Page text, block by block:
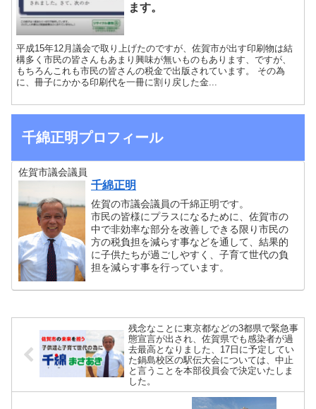
ます。
平成15年12月議会で取り上げたのですが、佐賀市が出す印刷物は結
構多く市民の皆さんもあまり興味が無いものもあります、ですが、
もちろんこれも市民の皆さんの税金で出版されています。 その為
に、冊子にかかる印刷代を一冊に割り戻した金...
千綿正明プロフィール
佐賀市議会議員
千綿正明
佐賀の市議会議員の千綿正明です。
市民の皆様にプラスになるために、佐賀市の
中で非効率な部分を改善しできる限り市民の
方の税負担を減らす事などを通して、結果的
に子供たちが過ごしやすく、子育て世代の負
担を減らす事を行っています。
残念なことに東京都などの3都県で緊急事
態宣言が出され、佐賀県でも感染者が過
去最高となりました、17日に予定してい
た鍋島校区の駅伝大会については、中止
と言うことを本部役員会で決定いたしま
した。